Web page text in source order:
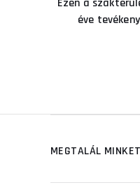
Ezen a
éve
MEGTALÁL